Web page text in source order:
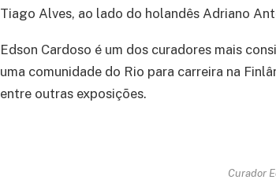
Tiago Alves, ao lado do holandês Adriano
Edson Cardoso é um dos curadores mais
uma comunidade do Rio para carreira na
entre outras exposições.
Curador